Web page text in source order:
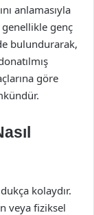
anlamasıyla
genellikle genç
bulundurarak,
göre
kolaydır.
veya fiziksel